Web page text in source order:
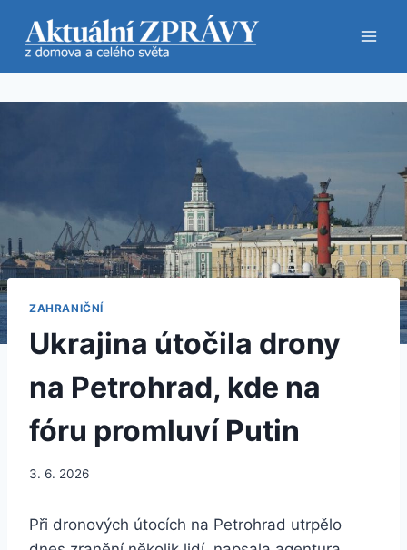
obsah
ZAHRANIČNÍ
Ukrajina útočila drony
na Petrohrad, kde na
fóru promluví Putin
3. 6. 2026
Při dronových útocích na Petrohrad utrpělo